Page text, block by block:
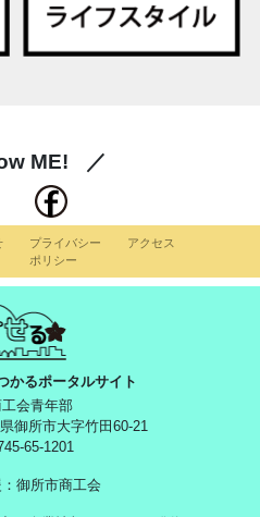
ME!
プライバシー
ポリシー
アクセス
かるポータルサイト
工会青年部
御所市大字竹田60-21
65-1201
御所市商工会